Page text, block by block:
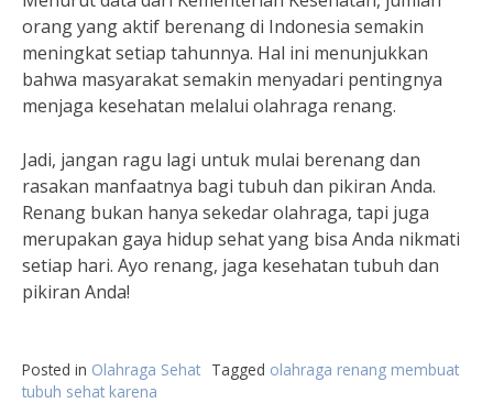
orang yang aktif berenang di Indonesia semakin
meningkat setiap tahunnya. Hal ini menunjukkan
bahwa masyarakat semakin menyadari pentingnya
menjaga kesehatan melalui olahraga renang.
Jadi, jangan ragu lagi untuk mulai berenang dan
rasakan manfaatnya bagi tubuh dan pikiran Anda.
Renang bukan hanya sekedar olahraga, tapi juga
merupakan gaya hidup sehat yang bisa Anda nikmati
setiap hari. Ayo renang, jaga kesehatan tubuh dan
pikiran Anda!
Posted in Olahraga Sehat Tagged olahraga renang membuat
tubuh sehat karena